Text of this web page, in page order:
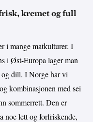
kremet og full
i mange matkulturer. I
i Øst-Europa lager man
og dill. I Norge har vi
kombinasjonen med sei
sommerrett. Den er
noe lett og forfriskende,